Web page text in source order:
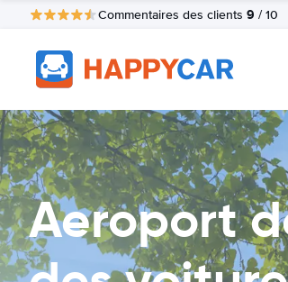
Commentaires des clients 9 / 10
Aeroport